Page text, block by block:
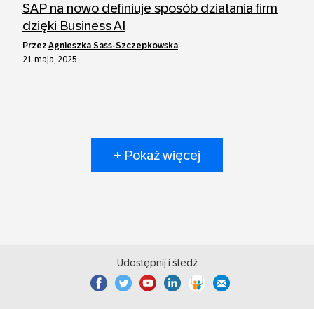
SAP na nowo definiuje sposób działania firm
dzięki Business AI
przez Agnieszka Sass-Szczepkowska
21 maja, 2025
+ Pokaż więcej
Udostępnij i śledź